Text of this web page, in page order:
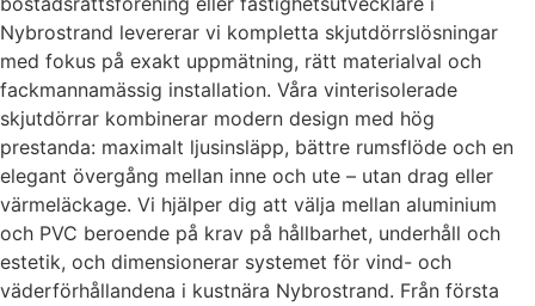
Nybrostrand levererar vi kompletta skjutdörrslösningar
med fokus på exakt uppmätning, rätt materialval och
fackmannamässig installation. Våra vinterisolerade
skjutdörrar kombinerar modern design med hög
prestanda: maximalt ljusinsläpp, bättre rumsflöde och en
elegant övergång mellan inne och ute – utan drag eller
värmeläckage. Vi hjälper dig att välja mellan aluminium
och PVC beroende på krav på hållbarhet, underhåll och
estetik, och dimensionerar systemet för vind- och
väderförhållandena i kustnära Nybrostrand. Från första